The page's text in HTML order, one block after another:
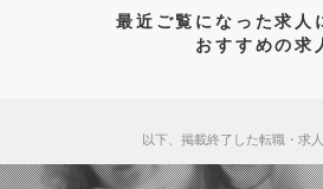
最近ご覧になった求人
おすすめの求
以下、掲載終了した転職・求人